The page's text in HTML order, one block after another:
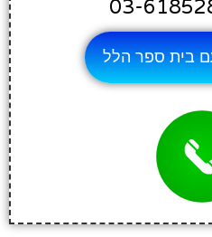
בית ספר הלל